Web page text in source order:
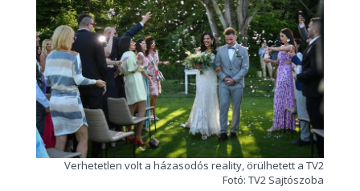
Verhetetlen volt a házasodós reality, örülhetett a TV2
Fotó: TV2 Sajtószoba